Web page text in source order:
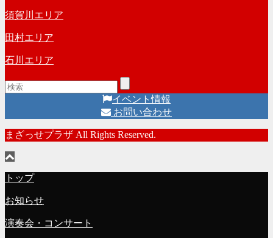
須賀川エリア
田村エリア
石川エリア
イベント情報
お問い合わせ
まざっせプラザ All Rights Reserved.
トップ
お知らせ
演奏会・コンサート